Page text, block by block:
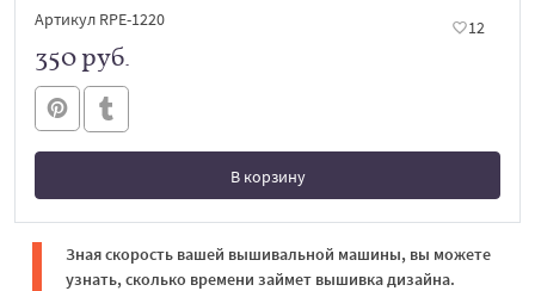
Артикул RPE-1220 12
350 руб.
В корзину
В корзине
Зная скорость вашей вышивальной машины, вы можете
узнать, сколько времени займет вышивка дизайна.